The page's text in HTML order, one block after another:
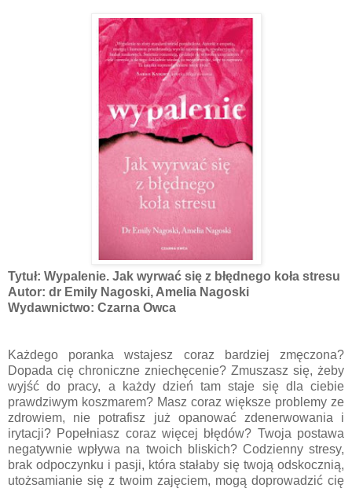
Tytuł: Wypalenie. Jak wyrwać się z błędnego koła stresu
Autor: dr Emily Nagoski, Amelia Nagoski
Wydawnictwo: Czarna Owca
Każdego poranka wstajesz coraz bardziej zmęczona?
Dopada cię chroniczne zniechęcenie? Zmuszasz się, żeby
wyjść do pracy, a każdy dzień tam staje się dla ciebie
prawdziwym koszmarem? Masz coraz większe problemy ze
zdrowiem, nie potrafisz już opanować zdenerwowania i
irytacji? Popełniasz coraz więcej błędów? Twoja postawa
negatywnie wpływa na twoich bliskich? Codzienny stresy,
brak odpoczynku i pasji, która stałaby się twoją odskocznią,
utożsamianie się z twoim zajęciem, mogą doprowadzić cię